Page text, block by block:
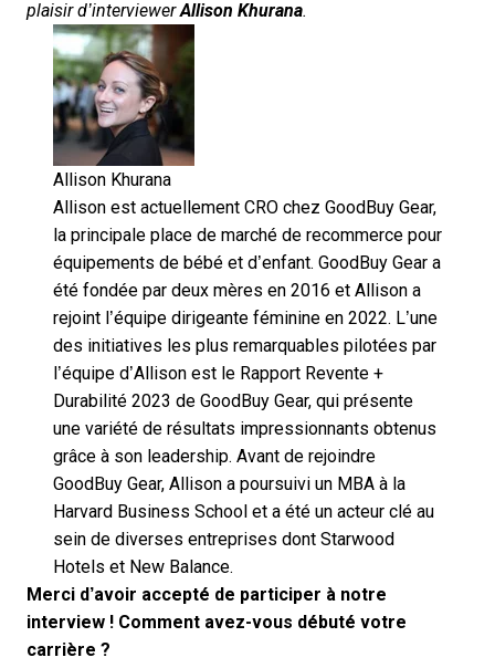
plaisir d’interviewerAllison Khurana.
Allison Khurana
Allison est actuellement CRO chez GoodBuy Gear,
la principale place de marché de recommerce pour
équipements de bébé et d’enfant. GoodBuy Gear a
été fondée par deux mères en 2016 et Allison a
rejoint l’équipe dirigeante féminine en 2022. L’une
des initiatives les plus remarquables pilotées par
l’équipe d’Allison est le Rapport Revente +
Durabilité 2023 de GoodBuy Gear, qui présente
une variété de résultats impressionnants obtenus
grâce à son leadership. Avant de rejoindre
GoodBuy Gear, Allison a poursuivi un MBA à la
Harvard Business School et a été un acteur clé au
sein de diverses entreprises dont Starwood
Hotels et New Balance.
Merci d’avoir accepté de participer à notre
interview ! Comment avez-vous débuté votre
carrière ?